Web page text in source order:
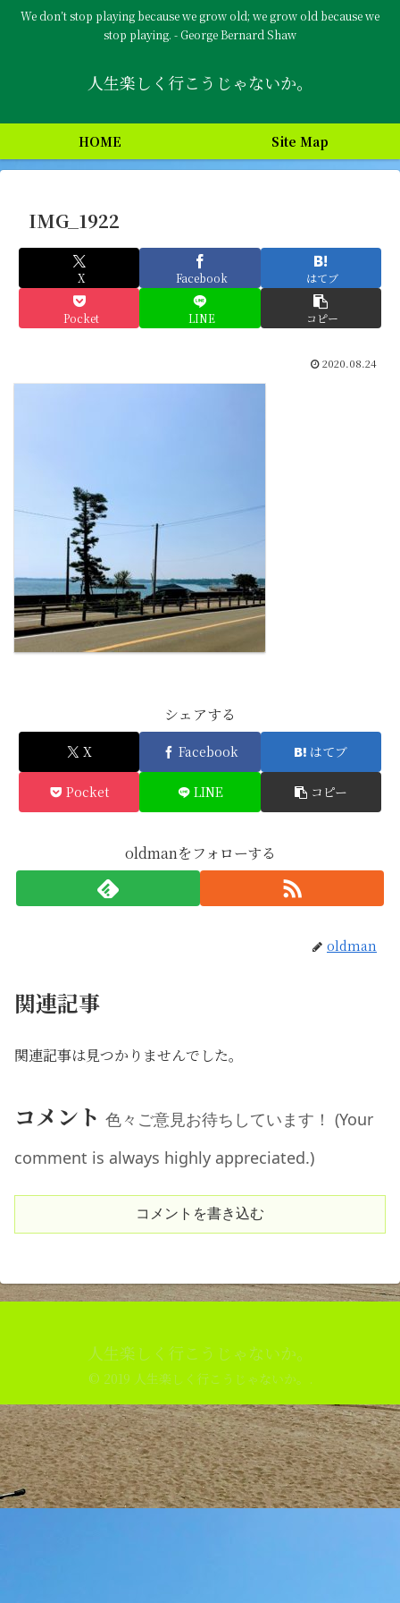
We don’t stop playing because we grow old; we grow old because we
stop playing. - George Bernard Shaw
人生楽しく行こうじゃないか。
HOME Site Map
IMG_1922
X Facebook はてブ
Pocket LINE コピー
2020.08.24
シェアする
X Facebook はてブ
Pocket LINE コピー
oldmanをフォローする
oldman
関連記事
関連記事は見つかりませんでした。
コメント 色々ご意見お待ちしています！ (Your
comment is always highly appreciated.)
コメントを書き込む
人生楽しく行こうじゃないか。
© 2019 人生楽しく行こうじゃないか。.